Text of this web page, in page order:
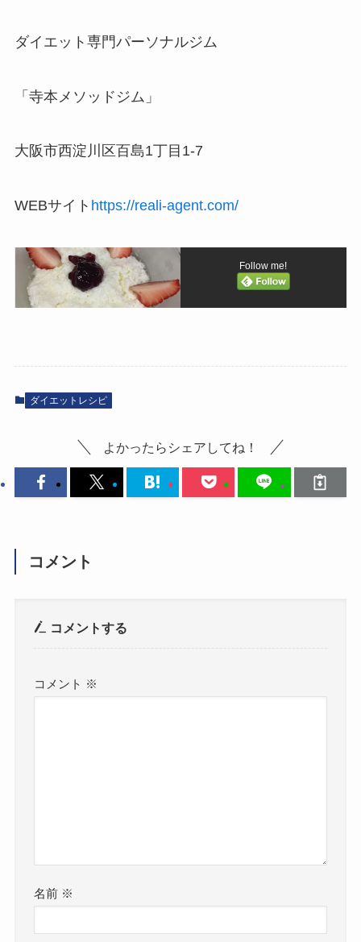
ダイエット専門パーソナルジム
「寺本メソッドジム」
大阪市西淀川区百島1丁目1-7
WEBサイト https://reali-agent.com/
Follow me!
ダイエットレシピ
よかったらシェアしてね！
コメント
コメントする
コメント ※
名前 ※